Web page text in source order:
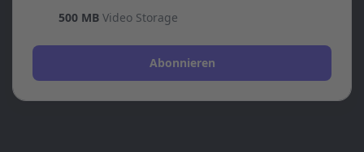
500 MB Video Storage
Abonnieren